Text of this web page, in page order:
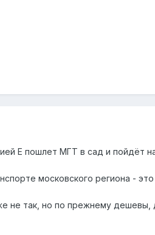
Е пошлет МГТ в сад и пойдёт
московского региона -
не так, но по прежнему дешевы,